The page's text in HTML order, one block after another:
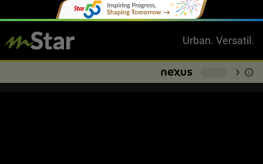
Urban. Versatil.
chevron_right info